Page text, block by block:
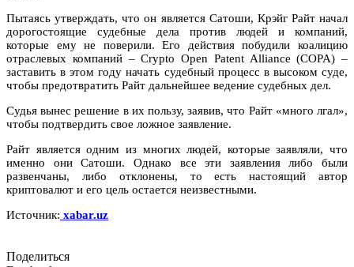
Пытаясь утверждать, что он является Сатоши, Крэйг Райт начал
дорогостоящие судебные дела против людей и компаний,
которые ему не поверили. Его действия побудили коалицию
отраслевых компаний – Crypto Open Patent Alliance (COPA) –
заставить в этом году начать судебный процесс в высоком суде,
чтобы предотвратить Райт дальнейшее ведение судебных дел.
Судья вынес решение в их пользу, заявив, что Райт «много лгал»,
чтобы подтвердить свое ложное заявление.
Райт является одним из многих людей, которые заявляли, что
именно они Сатоши. Однако все эти заявления либо были
развенчаны, либо отклонены, то есть настоящий автор
криптовалют и его цель остается неизвестными.
Источник: xabar.uz
Поделиться